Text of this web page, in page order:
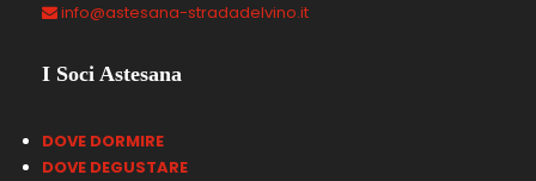
info@astesana-stradadelvino.it
I Soci Astesana
DOVE DORMIRE
DOVE DEGUSTARE